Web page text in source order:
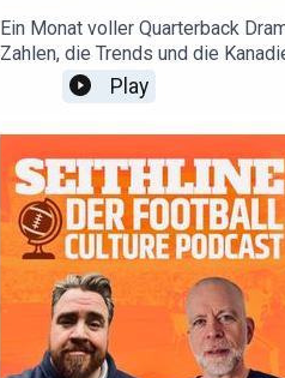
Ein Monat voller Quarterback
Zahlen, die Trends und die
Play